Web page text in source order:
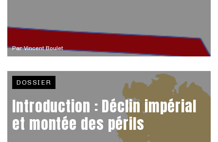
ParVincent Boulet
DOSSIER
Introduction : Déclin impérial
et montée des périls